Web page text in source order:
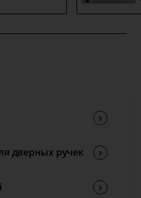
дверных ручек